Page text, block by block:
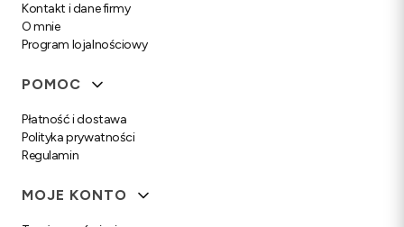
Kontakt i dane firmy
O mnie
Program lojalnościowy
POMOC
Płatność i dostawa
Polityka prywatności
Regulamin
MOJE KONTO